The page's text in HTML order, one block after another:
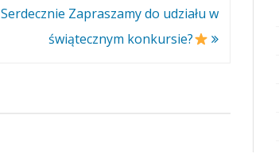
Serdecznie Zapraszamy do udziału w
świątecznym konkursie?